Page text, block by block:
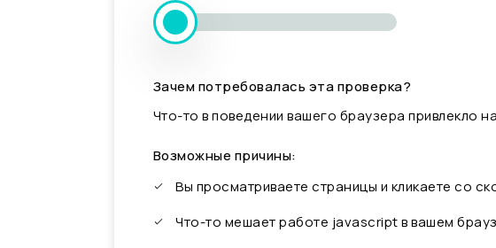
Зачем потребовалась эта проверка?
Что-то в поведении вашего браузера привлекло
Возможные причины:
Вы просматриваете страницы и кликаете со
Что-то мешает работе javascript в вашем